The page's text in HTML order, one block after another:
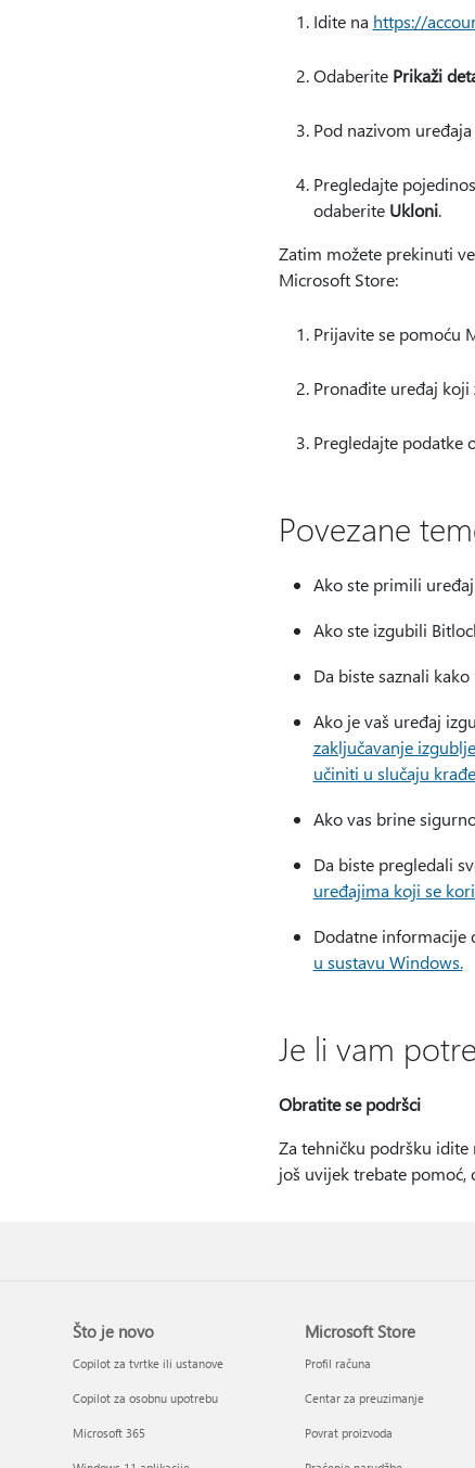
Idite na https://
Odaberite Prikaži
Pod nazivom
Pregledajte
odaberite Ukloni.
Zatim možete prekinuti
Microsoft Store:
Prijavite se pomoću
Pronađite uređaj
Pregledajte podatke
Povezane
Ako ste primili
Ako ste izgubili
Da biste saznali
Ako je vaš uređaj
zaključavanje
učiniti u slučaju
Ako vas brine
Da biste pregledali
uređajima koji se
Dodatne informacije
u sustavu Windows.
Je li vam
Obratite se podršci
Za tehničku podršku idite
još uvijek trebate pomoć,
Što je novo
Copilot za tvrtke ili ustanove
Copilot za osobnu upotrebu
Microsoft 365
Microsoft Store
Profil računa
Centar za preuzimanje
Povrat proizvoda